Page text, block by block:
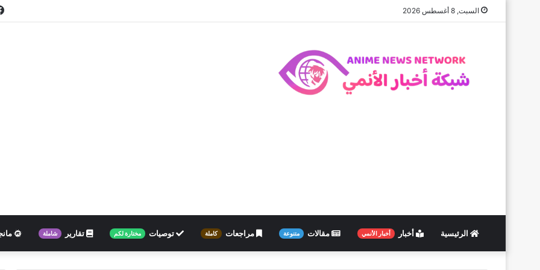
السبت, 8 أغسطس 2026
الرئيسية أخبار أخبار الأنمي مقالات متنوعة مراجعات كاملة توصيات مختارة لكم تقارير شاملة